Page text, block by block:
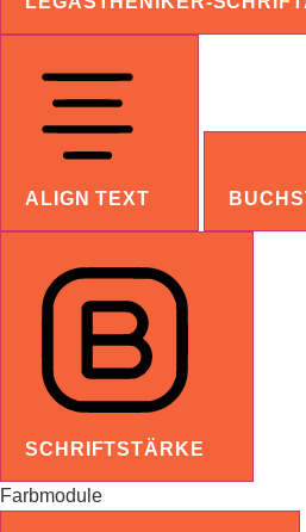
ALIGN TEXT
SCHRIFTSTÄRKE
Farbmodule